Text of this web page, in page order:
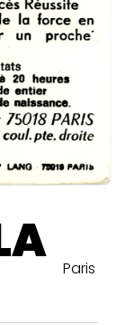
Paris